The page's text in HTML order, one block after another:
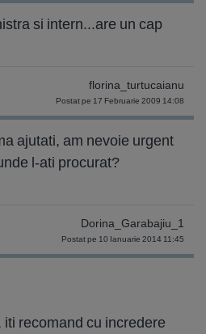
si intern...are un cap
florina_turtucaianu
Postat pe 17 Februarie 2009 14:08
ajutati, am nevoie urgent
l-ati procurat?
Dorina_Garabajiu_1
Postat pe 10 Ianuarie 2014 11:45
recomand cu incredere